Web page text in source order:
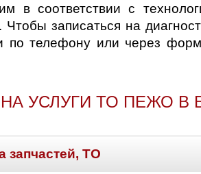
соответствии с
Чтобы записаться на
по телефону или через
УСЛУГИ ТО ПЕЖО В
запчастей, ТО